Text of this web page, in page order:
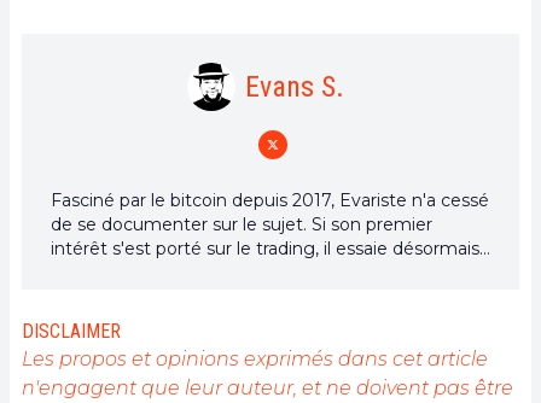
Evans S.
Fasciné par le bitcoin depuis 2017, Evariste n'a cessé
de se documenter sur le sujet. Si son premier
intérêt s'est porté sur le trading, il essaie désormais
rédacteur, il aspire à fournir en permanence un
travail de haute qualité qui reflète l'état du secteur
dans son ensemble.
DISCLAIMER
Les propos et opinions exprimés dans cet article
n'engagent que leur auteur, et ne doivent pas être